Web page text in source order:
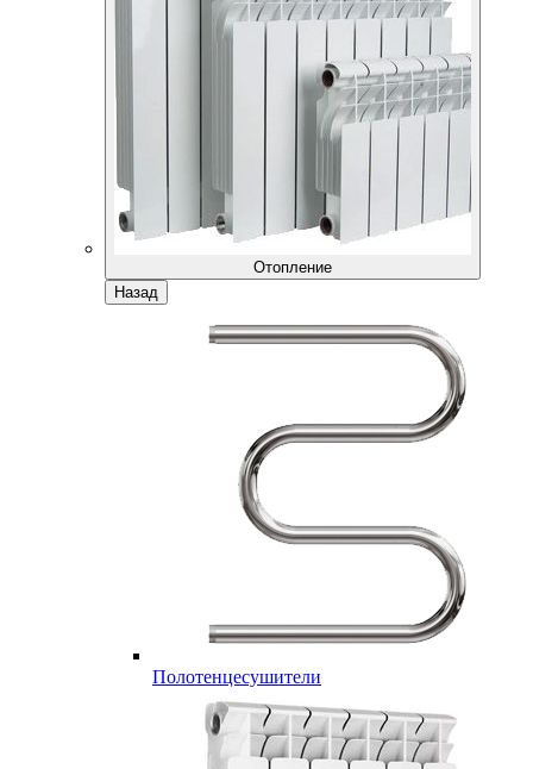
Отопление
Назад
Полотенцесушители